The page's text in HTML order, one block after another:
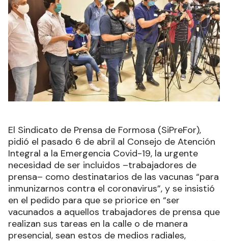
El Sindicato de Prensa de Formosa (SiPreFor),
pidió el pasado 6 de abril al Consejo de Atención
Integral a la Emergencia Covid-19, la urgente
necesidad de ser incluidos –trabajadores de
prensa– como destinatarios de las vacunas “para
inmunizarnos contra el coronavirus”, y se insistió
en el pedido para que se priorice en “ser
vacunados a aquellos trabajadores de prensa que
realizan sus tareas en la calle o de manera
presencial, sean estos de medios radiales,